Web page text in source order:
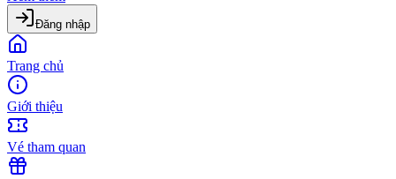
Đăng nhập
Trang chủ
Giới thiệu
Vé tham quan